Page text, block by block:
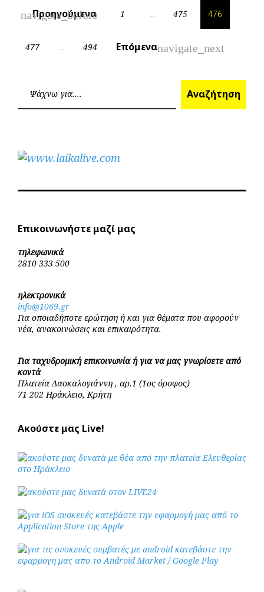
Πλοήγηση
άρθρων
navigate_before
Προηγούμενα 1 … 475 476
477 … 494 Επόμεναnavigate_next
Αναζήτηση
Επικοινωνήστε μαζί μας
τηλεφωνικά
2810 333 500
ηλεκτρονικά
info@1069.gr
Για οποιαδήποτε ερώτηση ή και για θέματα που αφορούν
νέα, ανακοινώσεις και επικαιρότητα.
Για ταχυδρομική επικοινωνία ή για να μας γνωρίσετε από
κοντά
Πλατεία Δασκαλογιάννη , αρ.1 (1ος όροφος)
71 202 Ηράκλειο, Κρήτη
Ακούστε μας Live!